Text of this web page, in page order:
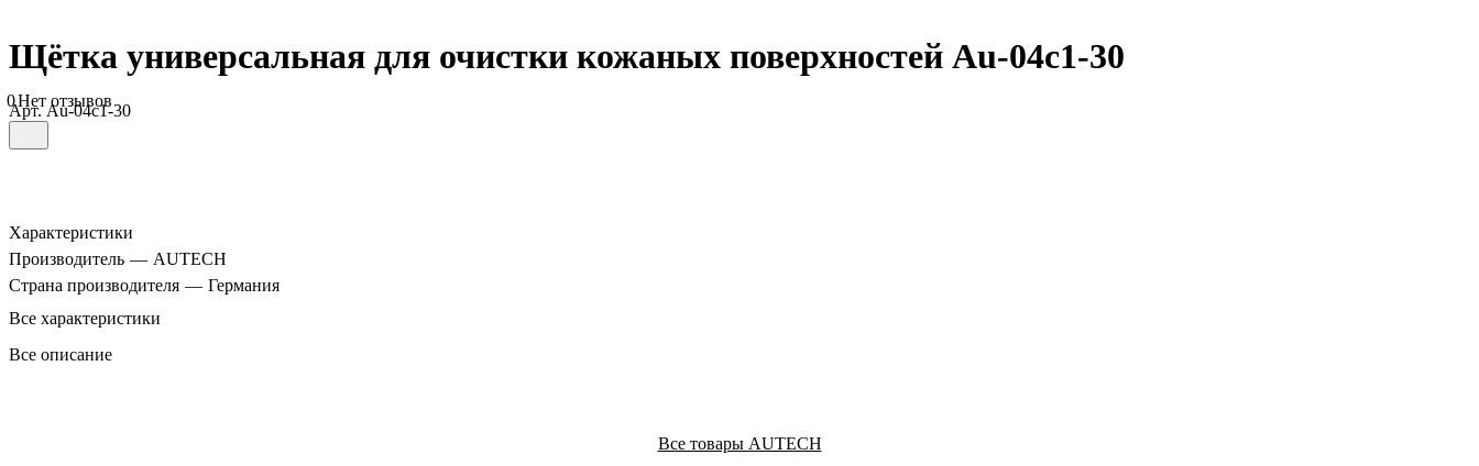
Щётка универсальная для очистки кожаных поверхностей Au-04c1-30
0Нет отзывов
Арт.Au-04c1-30
Характеристики
Производитель — AUTECH
Страна производителя — Германия
Все характеристики
Все описание
Все товары AUTECH